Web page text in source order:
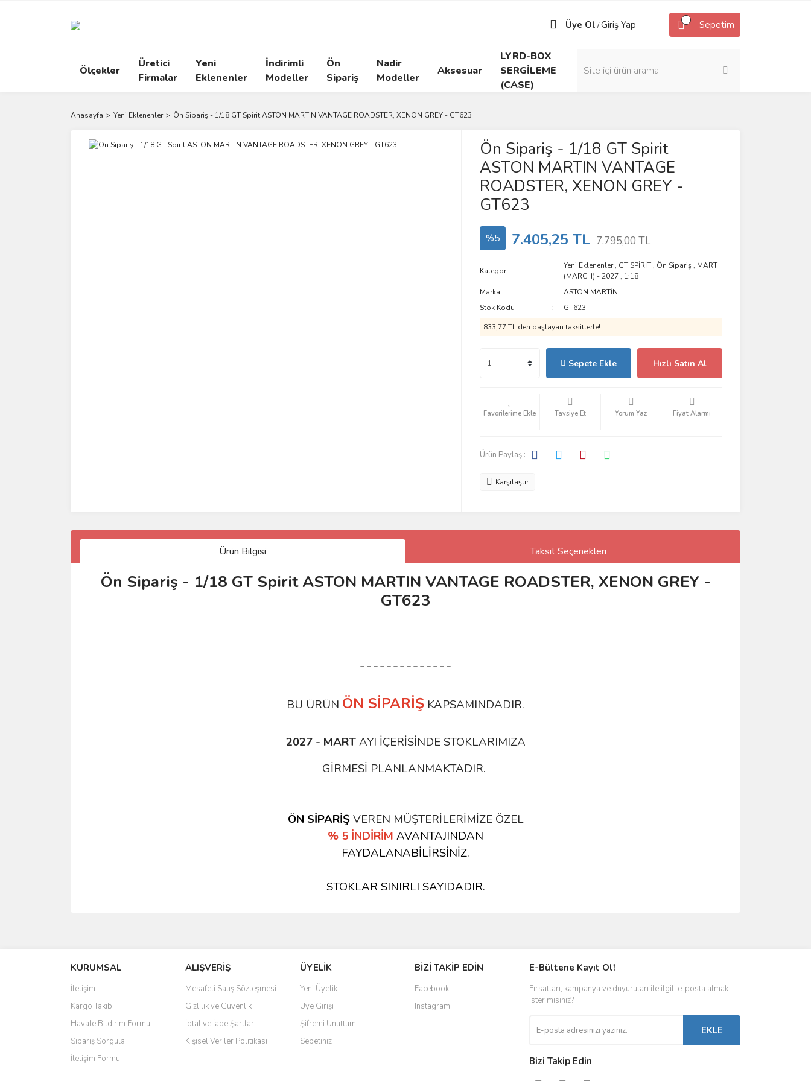
Üye Ol /Giriş Yap Sepetim
Ölçekler
Üretici
Firmalar
Yeni
Eklenenler
İndirimli
Modeller
Ön
Sipariş
Nadir
Modeller
Aksesuar
LYRD-BOX
SERGİLEME
(CASE)
Anasayfa Yeni Eklenenler Ön Sipariş - 1/18 GT Spirit ASTON MARTIN VANTAGE ROADSTER, XENON GREY - GT623
Ön Sipariş - 1/18 GT Spirit
ASTON MARTIN VANTAGE
ROADSTER, XENON GREY -
GT623
%5 7.405,25 TL 7.795,00 TL
Kategori
Yeni Eklenenler, GT SPİRİT , Ön Sipariş , MART
(MARCH) - 2027 , 1:18
Marka
ASTON MARTİN
Stok Kodu
GT623
833,77 TL den başlayan taksitlerle!
Sepete Ekle Hızlı Satın Al
Tavsiye Et Yorum Yaz Fiyat Alarmı
Ürün Paylaş :
Karşılaştır
Ürün Bilgisi Taksit Seçenekleri
Ön Sipariş - 1/18 GT Spirit ASTON MARTIN VANTAGE ROADSTER, XENON GREY -
GT623
--------------
BU ÜRÜN ÖN SİPARİŞ KAPSAMINDADIR.
2027 - MART AYI İÇERİSİNDE STOKLARIMIZA
GİRMESİ PLANLANMAKTADIR.
ÖN SİPARİŞVEREN MÜŞTERİLERİMİZE ÖZEL
% 5 İNDİRİM AVANTAJINDAN
FAYDALANABİLİRSİNİZ.
STOKLAR SINIRLI SAYIDADIR.
KURUMSAL
İletişim
Kargo Takibi
Havale Bildirim Formu
Sipariş Sorgula
İletişim Formu
ALIŞVERİŞ
Mesafeli Satış Sözleşmesi
Gizlilik ve Güvenlik
İptal ve İade Şartları
Kişisel Veriler Politikası
ÜYELİK
Yeni Üyelik
Üye Girişi
Şifremi Unuttum
Sepetiniz
BİZİ TAKİP EDİN
Facebook
Instagram
E-Bültene Kayıt Ol!
Fırsatları, kampanya ve duyuruları ile ilgili e-posta almak
ister misiniz?
EKLE
Bizi Takip Edin